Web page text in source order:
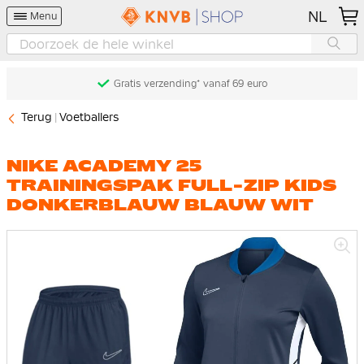
Menu NL
Gratis verzending* vanaf 69 euro
Terug Voetballers
NIKE ACADEMY 25
TRAININGSPAK FULL-ZIP KIDS
DONKERBLAUW BLAUW WIT
afbeeldingen-
gallerij